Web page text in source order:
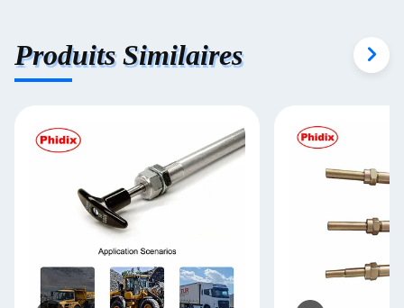
Produits Similaires